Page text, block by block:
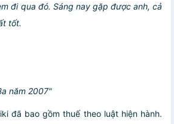
đi qua đó. Sáng nay gặp được anh, cả
tốt.
năm 2007"
đã bao gồm thuế theo luật hiện hành.